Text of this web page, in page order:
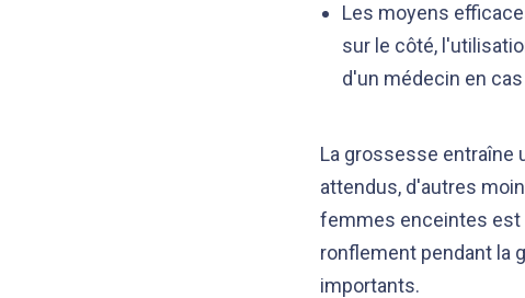
Les moyens
sur le côté,
d'un médecin en
La grossesse entraîne
attendus, d'autres
femmes enceintes est
ronflement pendant la
importants.